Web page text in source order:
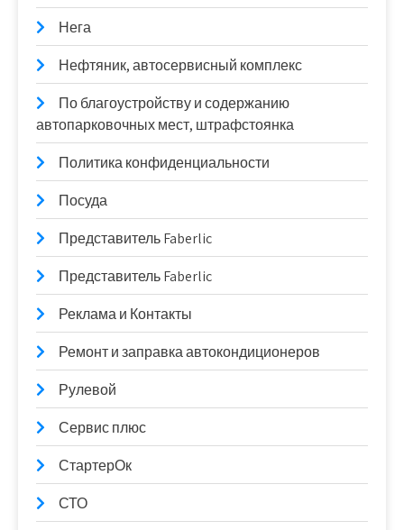
Нега
Нефтяник, автосервисный комплекс
По благоустройству и содержанию
автопарковочных мест, штрафстоянка
Политика конфиденциальности
Посуда
Представитель Faberlic
Представитель Faberlic
Реклама и Контакты
Ремонт и заправка автокондиционеров
Рулевой
Сервис плюс
СтартерОк
СТО